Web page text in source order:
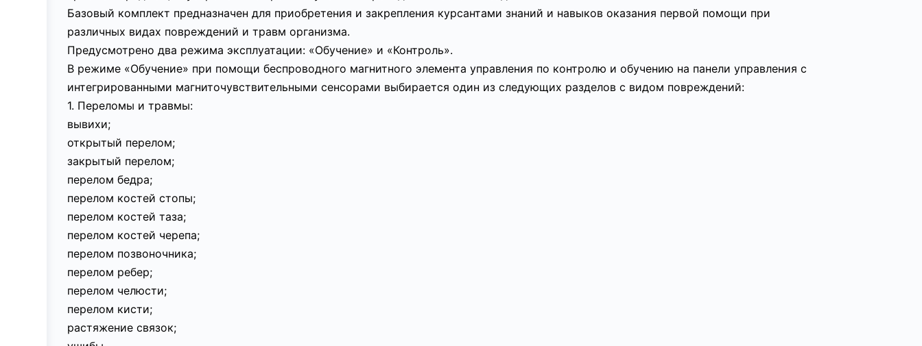
Базовый комплект предназначен для приобретения и закрепления курсантами знаний и навыков оказания первой помощи при
различных видах повреждений и травм организма.
Предусмотрено два режима эксплуатации: «Обучение» и «Контроль».
В режиме «Обучение» при помощи беспроводного магнитного элемента управления по контролю и обучению на панели управления с
интегрированными магниточувствительными сенсорами выбирается один из следующих разделов с видом повреждений:
1. Переломы и травмы:
вывихи;
открытый перелом;
закрытый перелом;
перелом бедра;
перелом костей стопы;
перелом костей таза;
перелом костей черепа;
перелом позвоночника;
перелом ребер;
перелом челюсти;
перелом кисти;
растяжение связок;